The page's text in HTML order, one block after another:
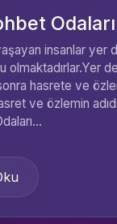
Odaları
insanlar yer
olmaktadırlar.Yer
hasrete ve
ve özlemin